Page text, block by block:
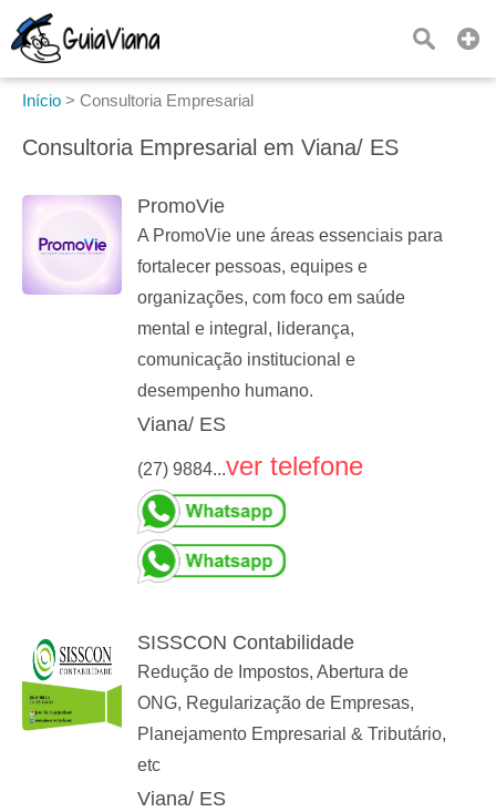
Início > Consultoria Empresarial
Consultoria Empresarial em Viana/ ES
PromoVie
A PromoVie une áreas essenciais para
fortalecer pessoas, equipes e
organizações, com foco em saúde
mental e integral, liderança,
comunicação institucional e
desempenho humano.
Viana/ ES
(27) 9884...ver telefone
SISSCON Contabilidade
Redução de Impostos, Abertura de
ONG, Regularização de Empresas,
Planejamento Empresarial & Tributário,
etc
Viana/ ES